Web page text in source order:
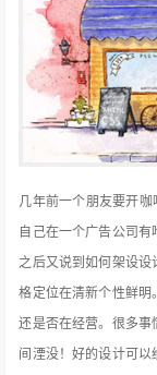
几年前一个朋友要开
自己在一个广告公司有
之后又说到如何架设
格定位在清新个性鲜明
还是否在经营。很多事
间湮没！好的设计可